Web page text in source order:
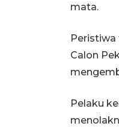
mata.
Calon
Pelaku